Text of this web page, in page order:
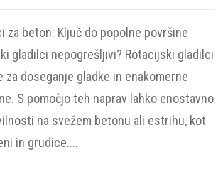
za beton: Ključ do popolne površine
gladilci nepogrešljivi? Rotacijski gladilci
za doseganje gladke in enakomerne
S pomočjo teh naprav lahko enostavno
na svežem betonu ali estrihu, kot
in grudice....